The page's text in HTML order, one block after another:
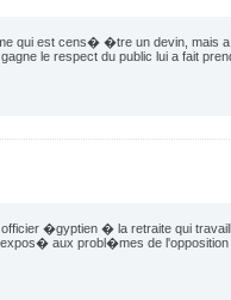
qui est cens� �tre un devin, mais
le respect du public lui a fait
�gyptien � la retraite qui
aux probl�mes de